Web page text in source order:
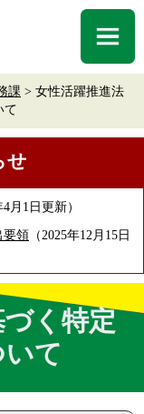
ニ
ュ
ー
課 > 女性活躍推進法
て
せ
4月1日更新
要領
2025年12月15日
く特定
て